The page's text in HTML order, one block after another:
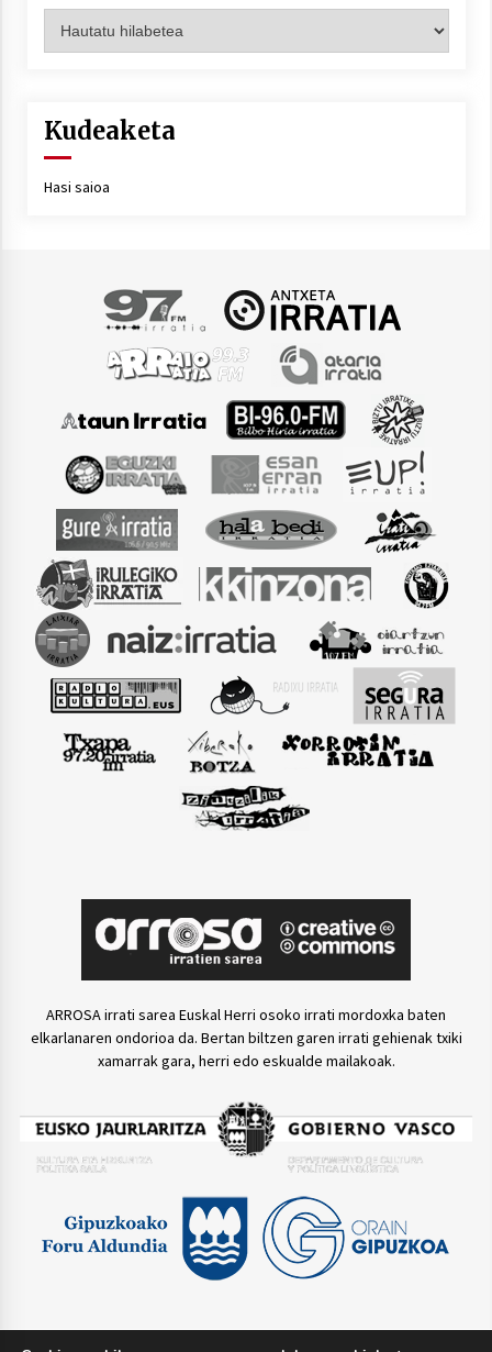
Kudeaketa
Hasi saioa
ARROSA irrati sarea Euskal Herri osoko irrati mordoxka baten
elkarlanaren ondorioa da. Bertan biltzen garen irrati gehienak txiki
xamarrak gara, herri edo eskualde mailakoak.